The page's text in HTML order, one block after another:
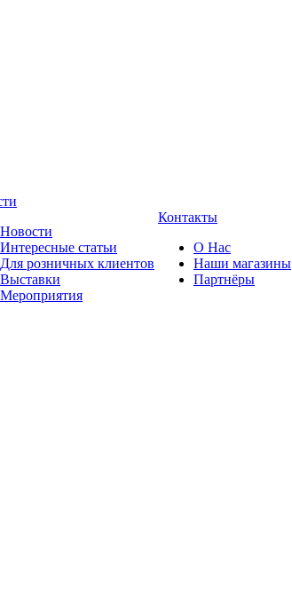
Новости
Интересные статьи
Для розничных клиентов
Выставки
Мероприятия
Контакты
О Нас
Наши магазины
Партнёры